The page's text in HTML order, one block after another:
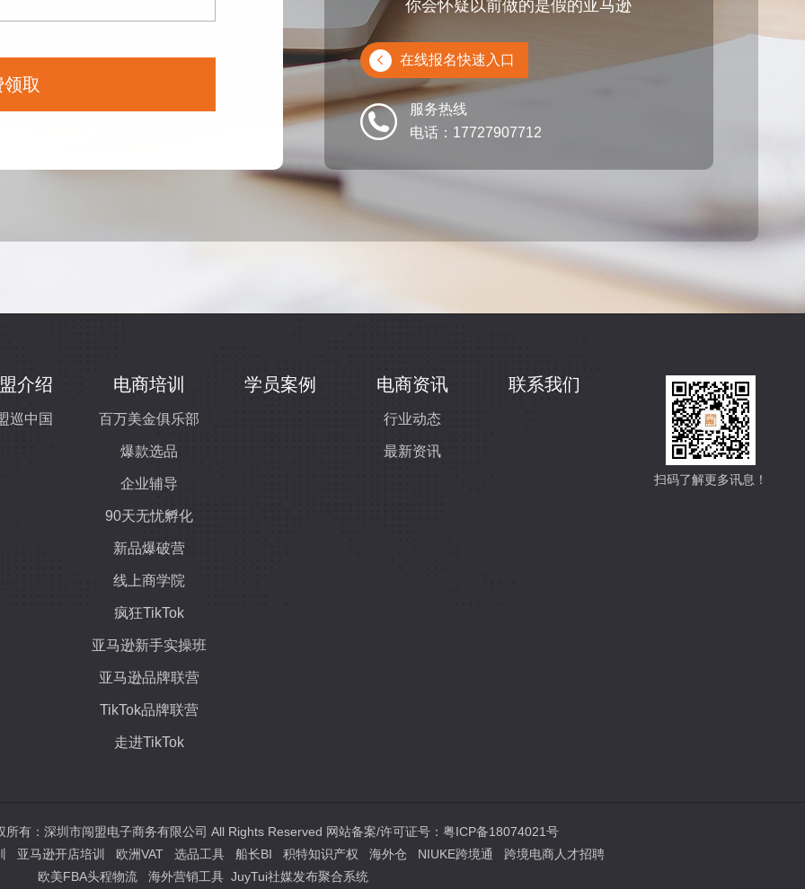
取
你会怀疑以前做的是假的亚马逊
在线报名快速入口
服务热线
电话：17727907712
介绍
巡中国
电商培训
百万美金俱乐部
爆款选品
企业辅导
90天无忧孵化
新品爆破营
线上商学院
疯狂TikTok
亚马逊新手实操班
亚马逊品牌联营
TikTok品牌联营
走进TikTok
学员案例 电商资讯
行业动态
最新资讯
联系我们
扫码了解更多讯息！
有：深圳市闯盟电子商务有限公司 All Rights Reserved 网站备案/许可证号： 粤ICP备18074021号
亚马逊开店培训 欧洲VAT 选品工具 船长BI 积特知识产权 海外仓 NIUKE跨境通
跨境电商人才招聘
欧美FBA头程物流
海外营销工具 JuyTui社媒发布聚合系统